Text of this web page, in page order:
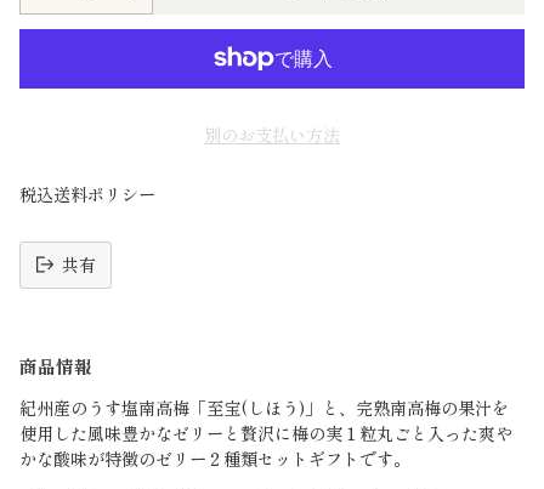
別のお支払い方法
税込送料ポリシー
共有
み
込
み
中
商品情報
紀州産のうす塩南高梅「至宝(しほう)」と、完熟南高梅の果汁を
使用した風味豊かなゼリーと贅沢に梅の実１粒丸ごと入った爽や
かな酸味が特徴のゼリー２種類セットギフトです。